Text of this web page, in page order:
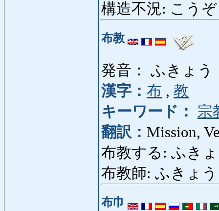
構造不況: こう
布教
発音： ふきょう
漢字： 布 , 教
キーワード：
宗
翻訳： Mission,
布教する: ふきょ
布教師: ふきょ
布巾